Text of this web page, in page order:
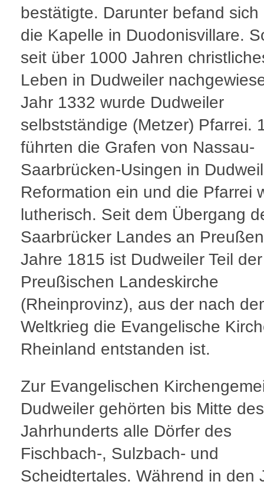
bestätigte. Darunter befand sich
die Kapelle in Duodonisvillare.
seit über 1000 Jahren
Leben in Dudweiler
Jahr 1332 wurde Dudweiler
selbstständige (Metzer) Pfarrei.
führten die Grafen von Nassau-
Saarbrücken-Usingen in
Reformation ein und die Pfarrei
lutherisch. Seit dem Übergang
Saarbrücker Landes an
Jahre 1815 ist Dudweiler Teil der
Preußischen Landeskirche
(Rheinprovinz), aus der nach
Weltkrieg die Evangelische
Rheinland entstanden ist.
Zur Evangelischen
Dudweiler gehörten bis Mitte
Jahrhunderts alle Dörfer des
Fischbach-, Sulzbach- und
Scheidtertales. Während in den